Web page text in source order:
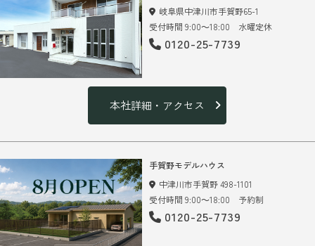
岐阜県中津川市手賀野65-1
受付時間 9:00～18:00 水曜定休
0120-25-7739
本社詳細・アクセス
手賀野モデルハウス
中津川市手賀野 498-1101
受付時間 9:00～18:00 予約制
0120-25-7739